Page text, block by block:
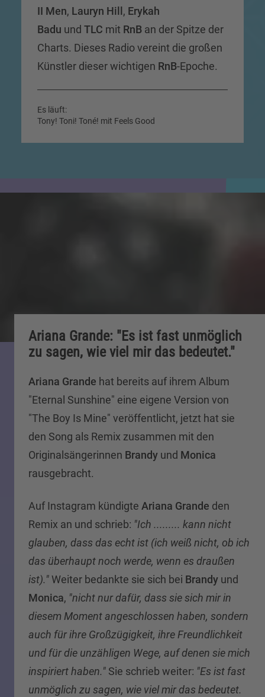
II Men, Lauryn Hill , Erykah
Badu und TLC mit RnB an der Spitze der
Charts. Dieses Radio vereint die großen
Künstler dieser wichtigen RnB-Epoche.
Es läuft:
Tony! Toni! Toné! mit Feels Good
Ariana Grande: "Es ist fast unmöglich
zu sagen, wie viel mir das bedeutet."
Ariana Grande hat bereits auf ihrem Album
"Eternal Sunshine" eine eigene Version von
"The Boy Is Mine" veröffentlicht, jetzt hat sie
den Song als Remix zusammen mit den
Originalsängerinnen Brandy und Monica
rausgebracht.
Auf Instagram kündigte Ariana Grande den
Remix an und schrieb: "Ich ......... kann nicht
glauben, dass das echt ist (ich weiß nicht, ob ich
das überhaupt noch werde, wenn es draußen
ist)."Weiter bedankte sie sich bei Brandy und
Monica, "nicht nur dafür, dass sie sich mir in
diesem Moment angeschlossen haben, sondern
auch für ihre Großzügigkeit, ihre Freundlichkeit
und für die unzähligen Wege, auf denen sie mich
inspiriert haben." Sie schrieb weiter: "Es ist fast
unmöglich zu sagen, wie viel mir das bedeutet.